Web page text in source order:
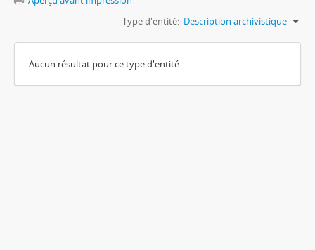
Type d'entité: Description archivistique
Aucun résultat pour ce type d'entité.